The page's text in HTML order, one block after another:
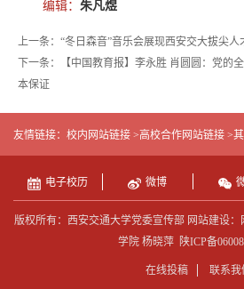
编辑： 朱凡煜
上一条：“冬日森音”音乐会展现西安交大拔尖人
下一条：【中国教育报】李永胜 肖圆圆：党的
本保证
友情链接： 校内网站链接 >高校合作网站链接 >
电子校历 微博
版权所有：西安交通大学党委宣传部 网站建设
学院 杨晓萍 陕ICP备
在线投稿 联系我